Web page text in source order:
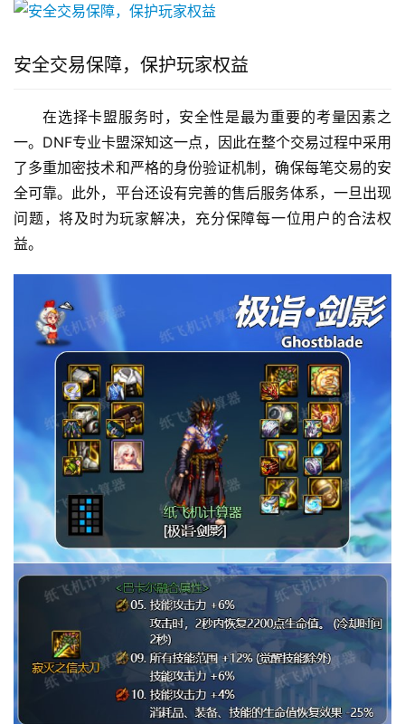
安全交易保障，保护玩家权益
在选择卡盟服务时，安全性是最为重要的考量因素之
一。DNF专业卡盟深知这一点，因此在整个交易过程中采用
了多重加密技术和严格的身份验证机制，确保每笔交易的安
全可靠。此外，平台还设有完善的售后服务体系，一旦出现
问题，将及时为玩家解决，充分保障每一位用户的合法权
益。